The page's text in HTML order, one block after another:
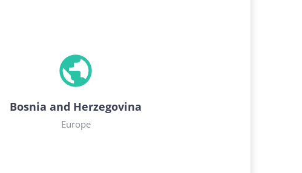
Bosnia and Herzegovina
Europe